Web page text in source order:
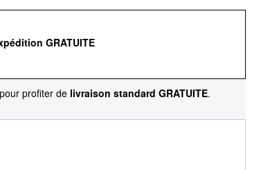
GRATUITE
pour profiter de livraison standard GRATUITE.